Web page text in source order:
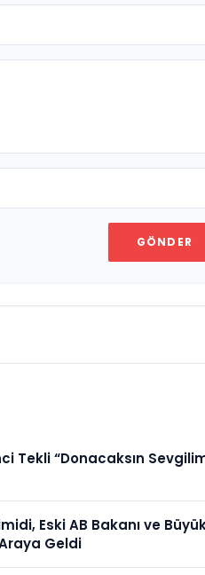
GÖNDER
Tekli “Donacaksın
Eski AB Bakanı ve
Geldi